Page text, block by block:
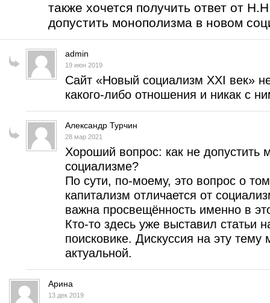
также хочется получить ответ от
допустить монополизма в новом
admin
19 июн 2019
Сайт «Новый социализм XXI век»
какого-либо отношения и никак с
Александр Турчин
28 мар 2021
Хороший вопрос: как не допустить
социализме?
По сути, по-моему, это вопрос о
капитализм отличается от
важна просвещённость именно в
Кто-то здесь уже выставил статьи
поисковике. Дискуссия на эту тему
актуальной.
Арина
13 дек 2019